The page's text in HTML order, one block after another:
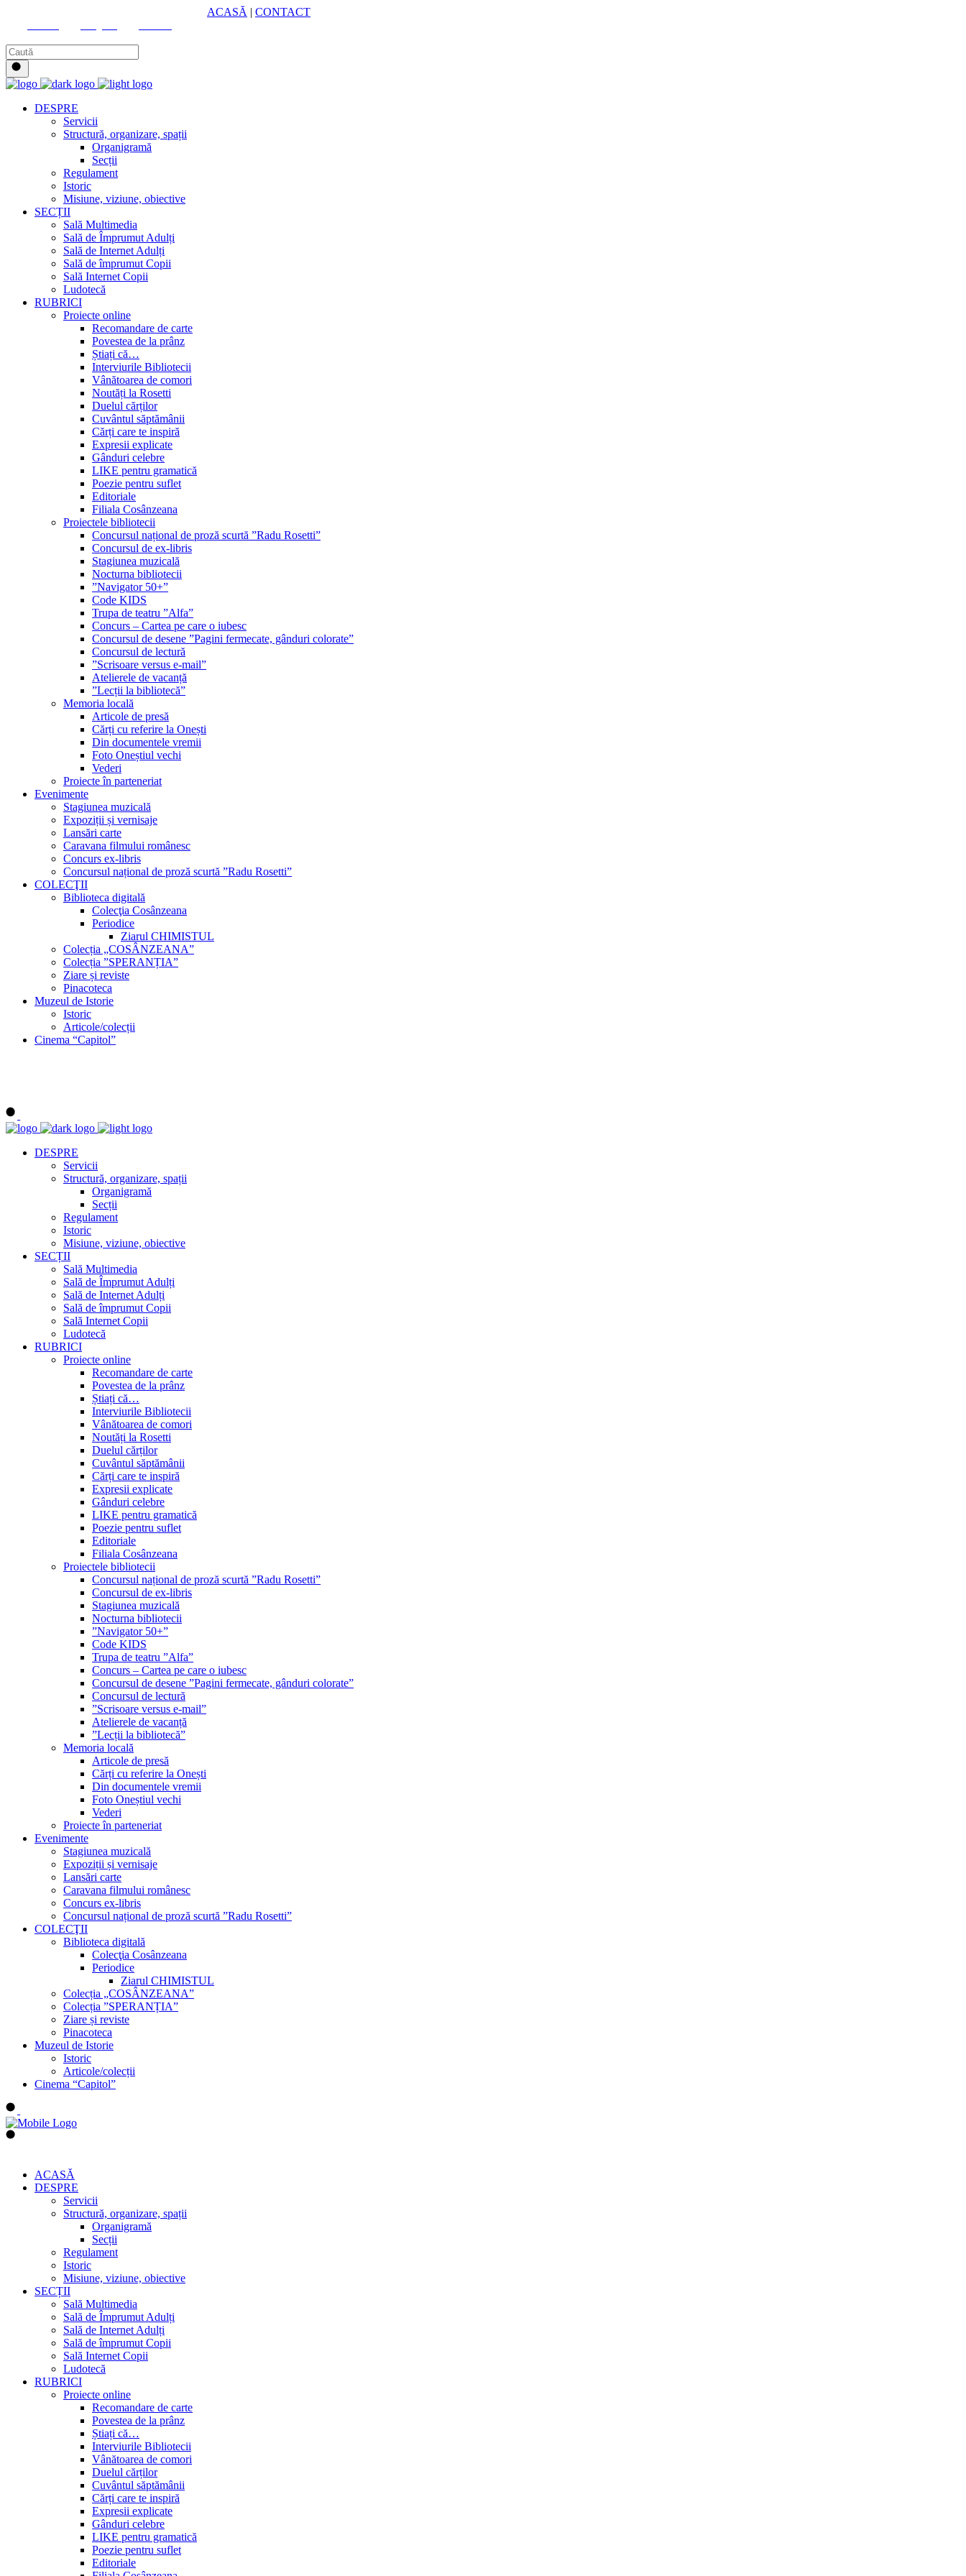
ACASĂ | CONTACT
DESPRE
Servicii
Structură, organizare, spații
Organigramă
Secții
Regulament
Istoric
Misiune, viziune, obiective
SECȚII
Sală Multimedia
Sală de Împrumut Adulți
Sală de Internet Adulți
Sală de împrumut Copii
Sală Internet Copii
Ludotecă
RUBRICI
Proiecte online
Recomandare de carte
Povestea de la prânz
Știați că…
Interviurile Bibliotecii
Vânătoarea de comori
Noutăți la Rosetti
Duelul cărților
Cuvântul săptămânii
Cărți care te inspiră
Expresii explicate
Gânduri celebre
LIKE pentru gramatică
Poezie pentru suflet
Editoriale
Filiala Cosânzeana
Proiectele bibliotecii
Concursul național de proză scurtă ”Radu Rosetti”
Concursul de ex-libris
Stagiunea muzicală
Nocturna bibliotecii
”Navigator 50+”
Code KIDS
Trupa de teatru ”Alfa”
Concurs – Cartea pe care o iubesc
Concursul de desene ”Pagini fermecate, gânduri colorate”
Concursul de lectură
”Scrisoare versus e-mail”
Atelierele de vacanță
”Lecții la bibliotecă”
Memoria locală
Articole de presă
Cărți cu referire la Onești
Din documentele vremii
Foto Oneștiul vechi
Vederi
Proiecte în parteneriat
Evenimente
Stagiunea muzicală
Expoziții și vernisaje
Lansări carte
Caravana filmului românesc
Concurs ex-libris
Concursul național de proză scurtă ”Radu Rosetti”
COLECŢII
Biblioteca digitală
Colecţia Cosânzeana
Periodice
Ziarul CHIMISTUL
Colecția „COSÂNZEANA”
Colecția ”SPERANȚIA”
Ziare și reviste
Pinacoteca
Muzeul de Istorie
Istoric
Articole/colecții
Cinema “Capitol”
DESPRE
Servicii
Structură, organizare, spații
Organigramă
Secții
Regulament
Istoric
Misiune, viziune, obiective
SECȚII
Sală Multimedia
Sală de Împrumut Adulți
Sală de Internet Adulți
Sală de împrumut Copii
Sală Internet Copii
Ludotecă
RUBRICI
Proiecte online
Recomandare de carte
Povestea de la prânz
Știați că…
Interviurile Bibliotecii
Vânătoarea de comori
Noutăți la Rosetti
Duelul cărților
Cuvântul săptămânii
Cărți care te inspiră
Expresii explicate
Gânduri celebre
LIKE pentru gramatică
Poezie pentru suflet
Editoriale
Filiala Cosânzeana
Proiectele bibliotecii
Concursul național de proză scurtă ”Radu Rosetti”
Concursul de ex-libris
Stagiunea muzicală
Nocturna bibliotecii
”Navigator 50+”
Code KIDS
Trupa de teatru ”Alfa”
Concurs – Cartea pe care o iubesc
Concursul de desene ”Pagini fermecate, gânduri colorate”
Concursul de lectură
”Scrisoare versus e-mail”
Atelierele de vacanță
”Lecții la bibliotecă”
Memoria locală
Articole de presă
Cărți cu referire la Onești
Din documentele vremii
Foto Oneștiul vechi
Vederi
Proiecte în parteneriat
Evenimente
Stagiunea muzicală
Expoziții și vernisaje
Lansări carte
Caravana filmului românesc
Concurs ex-libris
Concursul național de proză scurtă ”Radu Rosetti”
COLECŢII
Biblioteca digitală
Colecţia Cosânzeana
Periodice
Ziarul CHIMISTUL
Colecția „COSÂNZEANA”
Colecția ”SPERANȚIA”
Ziare și reviste
Pinacoteca
Muzeul de Istorie
Istoric
Articole/colecții
Cinema “Capitol”
ACASĂ
DESPRE
Servicii
Structură, organizare, spații
Organigramă
Secții
Regulament
Istoric
Misiune, viziune, obiective
SECȚII
Sală Multimedia
Sală de Împrumut Adulți
Sală de Internet Adulți
Sală de împrumut Copii
Sală Internet Copii
Ludotecă
RUBRICI
Proiecte online
Recomandare de carte
Povestea de la prânz
Știați că…
Interviurile Bibliotecii
Vânătoarea de comori
Duelul cărților
Cuvântul săptămânii
Cărți care te inspiră
Expresii explicate
Gânduri celebre
LIKE pentru gramatică
Poezie pentru suflet
Editoriale